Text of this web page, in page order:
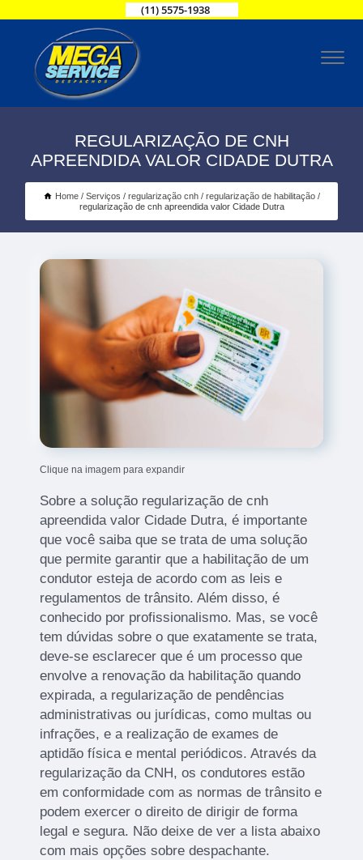
(11) 5575-1938
REGULARIZAÇÃO DE CNH
APREENDIDA VALOR CIDADE DUTRA
Home Serviços regularização cnh
regularização de habilitação
regularização de cnh apreendida valor Cidade Dutra
Clique na imagem para expandir
Sobre a solução regularização de cnh
apreendida valor Cidade Dutra, é importante
que você saiba que se trata de uma solução
que permite garantir que a habilitação de um
condutor esteja de acordo com as leis e
regulamentos de trânsito. Além disso, é
conhecido por profissionalismo. Mas, se você
tem dúvidas sobre o que exatamente se trata,
deve-se esclarecer que é um processo que
envolve a renovação da habilitação quando
expirada, a regularização de pendências
administrativas ou jurídicas, como multas ou
infrações, e a realização de exames de
aptidão física e mental periódicos. Através da
regularização da CNH, os condutores estão
em conformidade com as normas de trânsito e
podem exercer o direito de dirigir de forma
legal e segura. Não deixe de ver a lista abaixo
com mais opções sobre despachante.